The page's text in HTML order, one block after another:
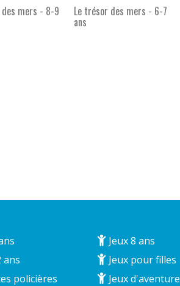
mers - 8-9 Le trésor des mers - 6-7
ans
Jeux 8 ans
ans
Jeux pour filles
policières
Jeux d'aventure